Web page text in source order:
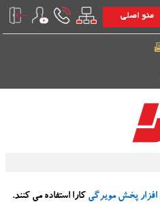
منو اصلی
افزار پخش مویرگی کارا استفاده می کنند.